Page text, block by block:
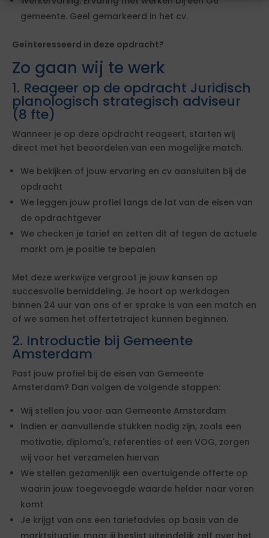
gemeente. Geel gemarkeerd in het cv.
Geïnteresseerd in deze opdracht?
Zo gaan wij te werk
1. Reageer op de opdracht Juridisch
planologisch strategisch adviseur
(8 fte)
Wanneer je op deze opdracht reageert, starten wij
direct met het beoordelen van een mogelijke match.
We bekijken of jouw ervaring en cv aansluiten bij de
opdracht
We leggen jouw profiel langs de lat van de eisen van
de opdrachtgever
We checken je tarief en zetten dit af tegen de actuele
markt om je positie te bepalen
Met deze werkwijze vergroot je jouw kansen op
succesvolle bemiddeling. Je hoort op werkdagen
binnen 24 uur van ons of er sprake is van een match en
of we samen het offertetraject kunnen beginnen.
2. Introductie bij Gemeente
Amsterdam
Past jouw profiel bij de eisen van Gemeente
Amsterdam? Dan volgen de volgende stappen:
Wij stellen jou voor aan Gemeente Amsterdam
Indien er aanvullende stukken nodig zijn, zoals een
motivatie, diploma's, referenties of een VOG, zorgen
wij voor het verzamelen hiervan
We stellen gezamenlijk een overtuigende offerte op
waarin jouw toegevoegde waarde helder naar voren
komt
Je krijgt van ons een tariefadvies op basis van de
marktsituatie, maar jij beslist uiteindelijk zelf over het